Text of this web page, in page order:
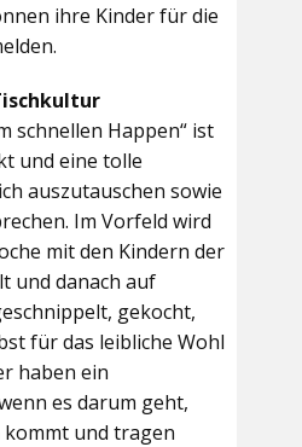
ihre Kinder für die
schnellen Happen“ ist
und eine tolle
auszutauschen sowie
Im Vorfeld wird
mit den Kindern der
und danach auf
gekocht,
für das leibliche Wohl
haben ein
es darum geht,
kommt und tragen